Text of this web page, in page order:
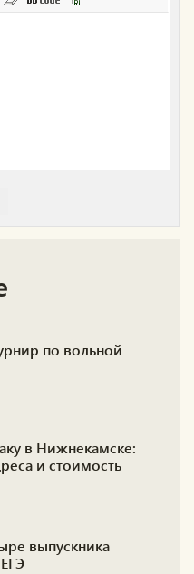
по вольной
в Нижнекамске:
и стоимость
выпускника